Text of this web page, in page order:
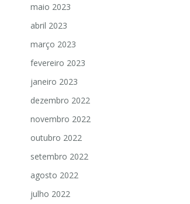
maio 2023
abril 2023
março 2023
fevereiro 2023
janeiro 2023
dezembro 2022
novembro 2022
outubro 2022
setembro 2022
agosto 2022
julho 2022